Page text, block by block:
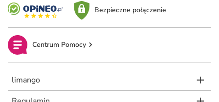
Bezpieczne połączenie
Centrum Pomocy
limango